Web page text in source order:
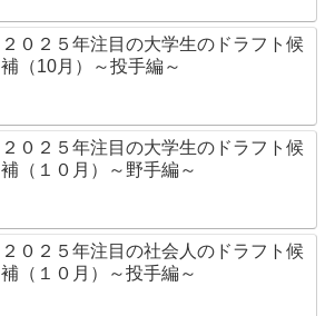
２０２５年注目の大学生のドラフト候
補（10月）～投手編～
２０２５年注目の大学生のドラフト候
補（１０月）～野手編～
２０２５年注目の社会人のドラフト候
補（１０月）～投手編～